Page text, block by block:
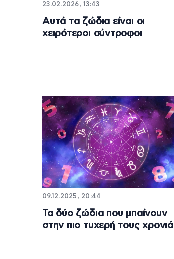
23.02.2026, 13:43
Αυτά τα ζώδια είναι οι
χειρότεροι σύντροφοι
09.12.2025, 20:44
Τα δύο ζώδια που μπαίνουν
στην πιο τυχερή τους χρονιά